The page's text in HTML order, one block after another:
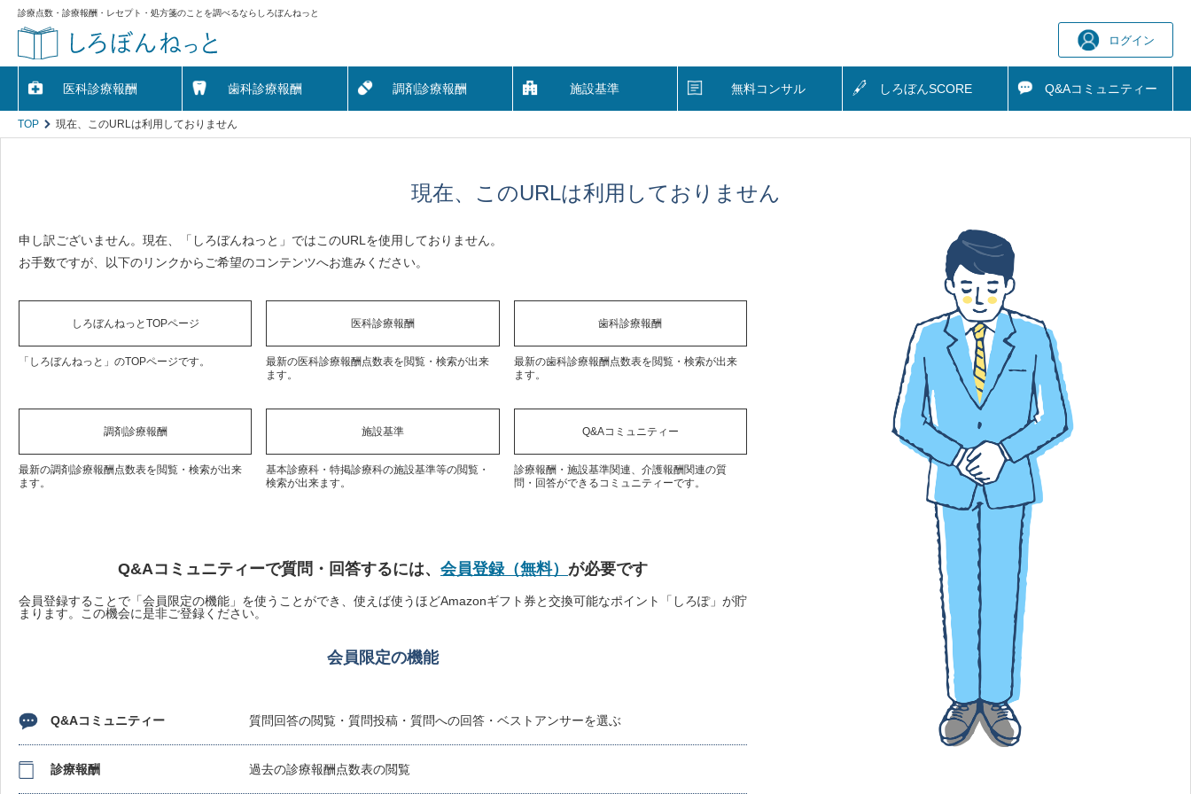
診療点数・診療報酬・レセプト・処方箋のことを調べるならしろぼんねっと
ログイン
医科診療報酬 歯科診療報酬 調剤診療報酬 施設基準 無料コンサル しろぼんSCORE Q&Aコミュニティー
TOP 現在、このURLは利用しておりません
現在、このURLは利用しておりません
申し訳ございません。現在、「しろぼんねっと」ではこのURLを使用しておりません。
お手数ですが、以下のリンクからご希望のコンテンツへお進みください。
しろぼんねっとTOPページ
「しろぼんねっと」のTOPページです。
医科診療報酬
最新の医科診療報酬点数表を閲覧・検索が出来
ます。
歯科診療報酬
最新の歯科診療報酬点数表を閲覧・検索が出来
ます。
調剤診療報酬
最新の調剤診療報酬点数表を閲覧・検索が出来
ます。
施設基準
基本診療科・特掲診療科の施設基準等の閲覧・
検索が出来ます。
Q&Aコミュニティー
診療報酬・施設基準関連、介護報酬関連の質
問・回答ができるコミュニティーです。
Q&Aコミュニティーで質問・回答するには、 会員登録（無料） が必要です
会員登録することで「会員限定の機能」を使うことができ、使えば使うほどAmazonギフト券と交換可能なポイント「しろぽ」が貯
まります。この機会に是非ご登録ください。
会員限定の機能
Q&Aコミュニティー 質問回答の閲覧・質問投稿・質問への回答・ベストアンサーを選ぶ
診療報酬 過去の診療報酬点数表の閲覧